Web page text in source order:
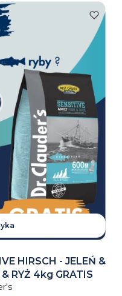
HIRSCH - JELEŃ &
RYŻ 4kg GRATIS